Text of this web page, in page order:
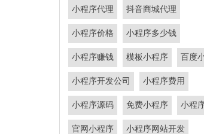
小程序代理 抖音商城代理
小程序价格 小程序多少钱
小程序赚钱 模板小程序 百度
小程序开发公司 小程序费用
小程序源码 免费小程序 小程
官网小程序 小程序网站开发